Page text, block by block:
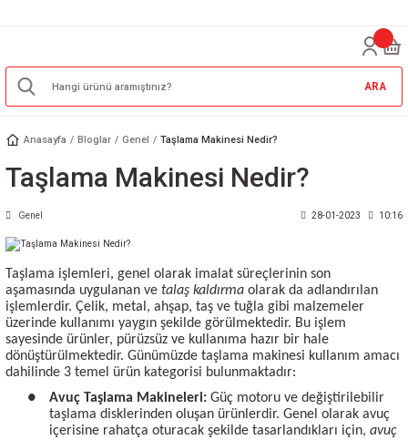
ARA
Anasayfa Bloglar Genel Taşlama Makinesi Nedir?
Taşlama Makinesi Nedir?
Genel 28-01-2023 10:16
Taşlama işlemleri, genel olarak imalat süreçlerinin son
aşamasında uygulanan ve talaş kaldırma olarak da adlandırılan
işlemlerdir. Çelik, metal, ahşap, taş ve tuğla gibi malzemeler
üzerinde kullanımı yaygın şekilde görülmektedir. Bu işlem
sayesinde ürünler, pürüzsüz ve kullanıma hazır bir hale
dönüştürülmektedir. Günümüzde taşlama makinesi kullanım amacı
dahilinde 3 temel ürün kategorisi bulunmaktadır:
●
Avuç Taşlama Makineleri: Güç motoru ve değiştirilebilir
taşlama disklerinden oluşan ürünlerdir. Genel olarak avuç
içerisine rahatça oturacak şekilde tasarlandıkları için, avuç